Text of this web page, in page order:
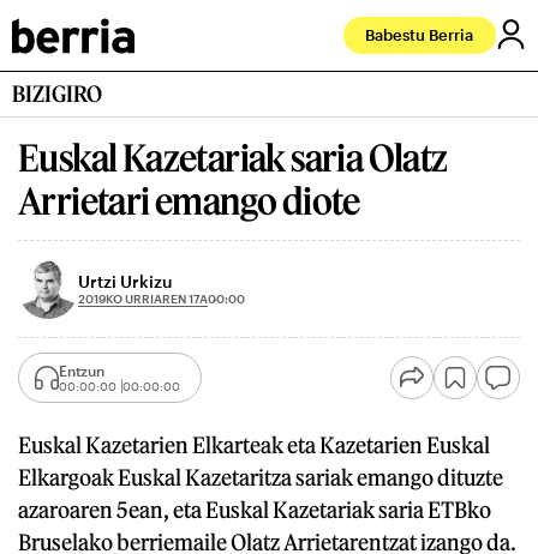
Babestu Berria
BIZIGIRO
Euskal Kazetariak saria Olatz
Arrietari emango diote
Urtzi Urkizu
2019KO URRIAREN 17A00:00
Entzun
00:00:00 00:00:00
Euskal Kazetarien Elkarteak eta Kazetarien Euskal
Elkargoak Euskal Kazetaritza sariak emango dituzte
azaroaren 5ean, eta Euskal Kazetariak saria ETBko
Bruselako berriemaile Olatz Arrietarentzat izango da.